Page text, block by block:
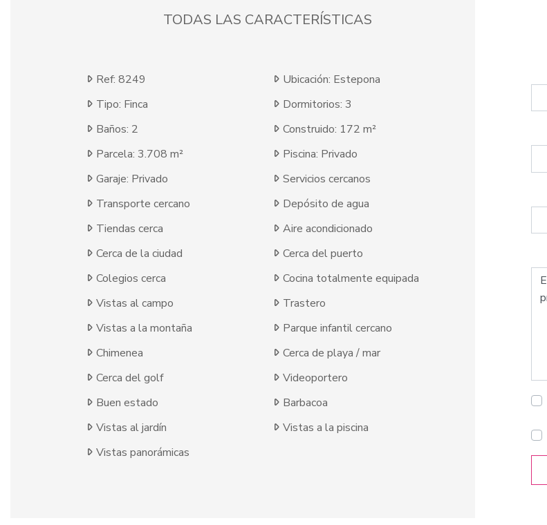
TODAS LAS CARACTERÍSTICAS
Ref: 8249
Ubicación: Estepona
Tipo: Finca
Dormitorios: 3
Baños: 2
Construido: 172 m²
Parcela: 3.708 m²
Piscina: Privado
Garaje: Privado
Servicios cercanos
Transporte cercano
Depósito de agua
Tiendas cerca
Aire acondicionado
Cerca de la ciudad
Cerca del puerto
Colegios cerca
Cocina totalmente equipada
Vistas al campo
Trastero
Vistas a la montaña
Parque infantil cercano
Chimenea
Cerca de playa / mar
Cerca del golf
Videoportero
Buen estado
Barbacoa
Vistas al jardín
Vistas a la piscina
Vistas panorámicas